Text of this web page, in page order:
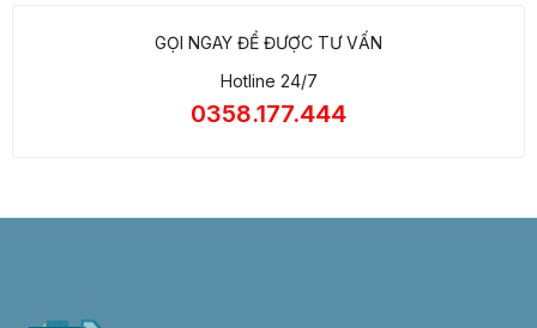
GỌI NGAY ĐỂ ĐƯỢC TƯ VẤN
Hotline 24/7
0358.177.444